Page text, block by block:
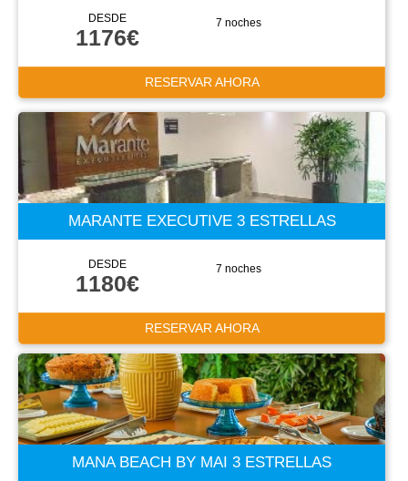
DESDE
1176€
7 noches
RESERVAR AHORA
MARANTE EXECUTIVE 3 ESTRELLAS
DESDE
1180€
7 noches
RESERVAR AHORA
MANA BEACH BY MAI 3 ESTRELLAS